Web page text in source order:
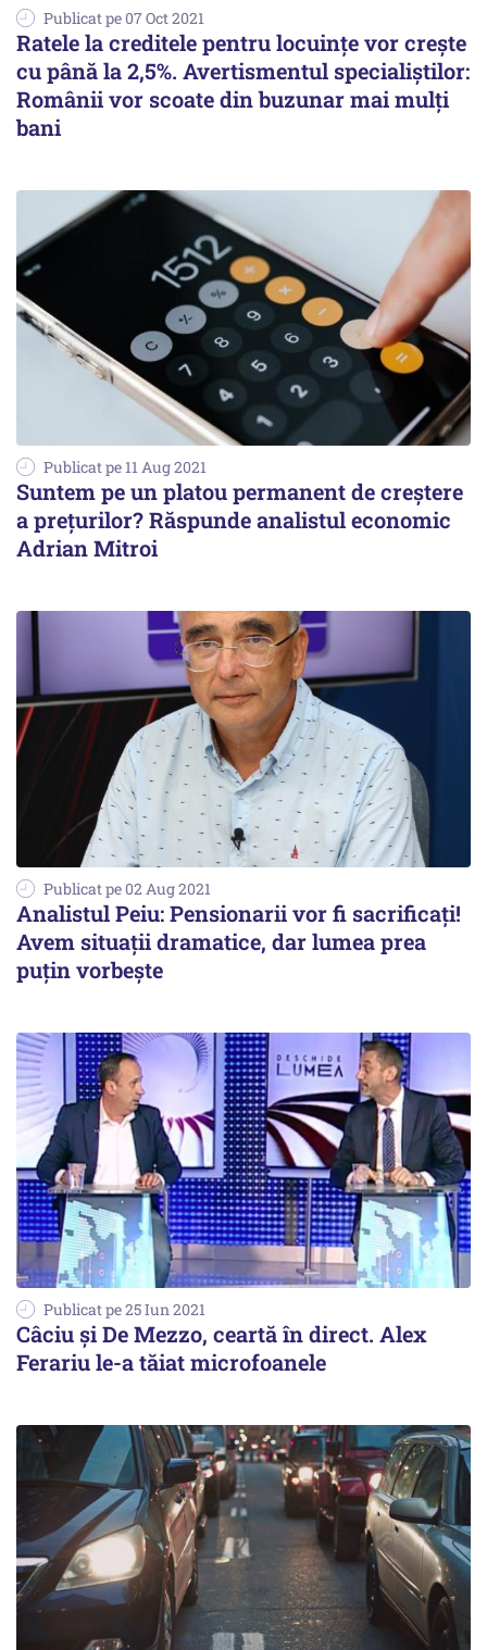
Publicat pe 07 Oct 2021
Ratele la creditele pentru locuințe vor crește
cu până la 2,5%. Avertismentul specialiștilor:
Românii vor scoate din buzunar mai mulți
bani
Publicat pe 11 Aug 2021
Suntem pe un platou permanent de creștere
a prețurilor? Răspunde analistul economic
Adrian Mitroi
Publicat pe 02 Aug 2021
Analistul Peiu: Pensionarii vor fi sacrificați!
Avem situații dramatice, dar lumea prea
puțin vorbește
Publicat pe 25 Iun 2021
Câciu și De Mezzo, ceartă în direct. Alex
Ferariu le-a tăiat microfoanele